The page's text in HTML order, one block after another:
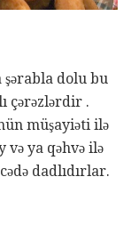
dolu bu
çərəzlərdir .
müşayiəti ilə
ya qəhvə ilə
dadlıdırlar.